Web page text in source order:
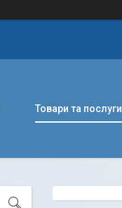
Товари та послуги